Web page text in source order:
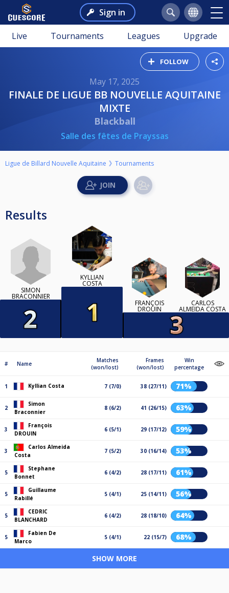
Sign in
Live Tournaments Leagues Upgrade
FOLLOW
May 17, 2025
FINALE DE LIGUE BB NOUVELLE AQUITAINE
MIXTE
Blackball
Salle des fêtes de Prayssas
Ligue de Billard Nouvelle Aquitaine Tournaments
Results
SIMON
BRACONNIER
KYLLIAN
COSTA
FRANÇOIS
DROUIN
CARLOS
ALMEIDA COSTA
# Name
Matches
(won/lost)
Frames
(won/lost)
Win
percentage
1 Kyllian Costa 7 (7/0) 38 (27/11) 71%
2
Simon
Braconnier
8 (6/2) 41 (26/15) 63%
3
François
DROUIN
6 (5/1) 29 (17/12) 59%
3
Carlos Almeida
Costa
7 (5/2) 30 (16/14) 53%
5
Stephane
Bonnet
6 (4/2) 28 (17/11) 61%
5
Guillaume
Rabillé
5 (4/1) 25 (14/11) 56%
5
CEDRIC
BLANCHARD
6 (4/2) 28 (18/10) 64%
5
Fabien De
Marco
5 (4/1) 22 (15/7) 68%
SHOW MORE